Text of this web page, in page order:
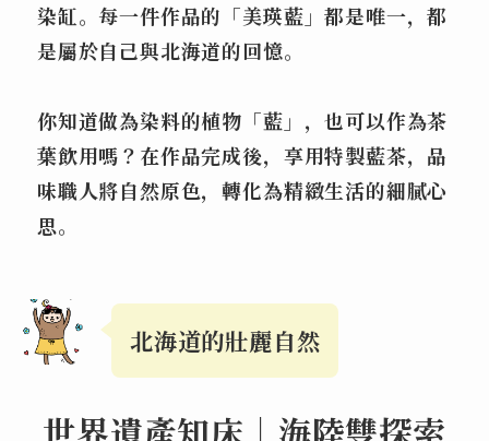
染缸。每一件作品的「美瑛藍」都是唯一，都
是屬於自己與北海道的回憶。
你知道做為染料的植物「藍」，也可以作為茶
葉飲用嗎？在作品完成後，享用特製藍茶，品
味職人將自然原色，轉化為精緻生活的細膩心
思。
北海道的壯麗自然